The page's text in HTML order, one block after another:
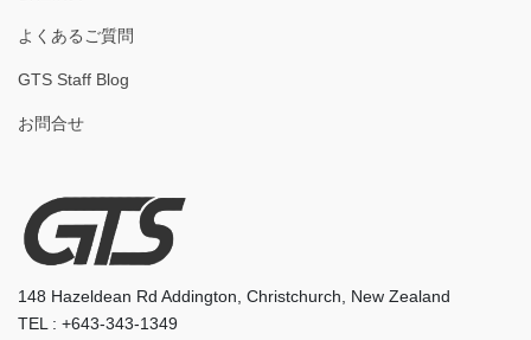
よくあるご質問
GTS Staff Blog
お問合せ
148 Hazeldean Rd Addington, Christchurch, New Zealand
TEL : +643-343-1349